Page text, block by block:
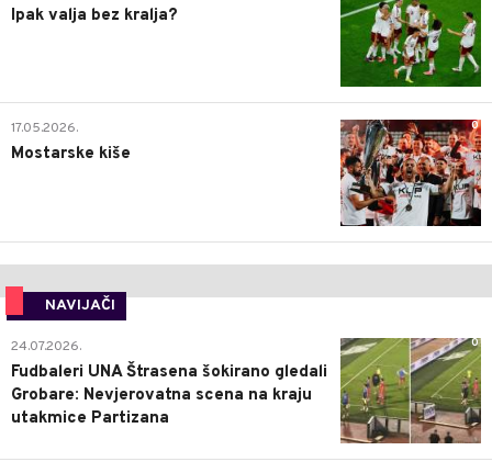
Ipak valja bez kralja?
0
17.05.2026.
Mostarske kiše
NAVIJAČI
0
24.07.2026.
Fudbaleri UNA Štrasena šokirano gledali
Grobare: Nevjerovatna scena na kraju
utakmice Partizana